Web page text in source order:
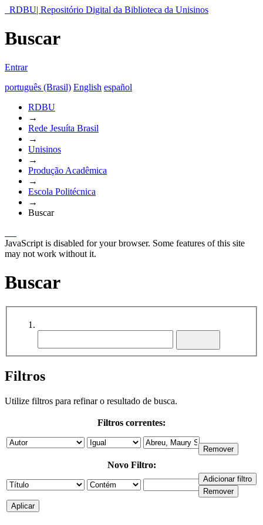
RDBU| Repositório Digital da Biblioteca da Unisinos
Buscar
Entrar
português (Brasil) English español
RDBU
→
Rede Jesuíta Brasil
→
Unisinos
→
Produção Acadêmica
→
Escola Politécnica
→
Buscar
JavaScript is disabled for your browser. Some features of this site
may not work without it.
Buscar
Filtros
Utilize filtros para refinar o resultado de busca.
Filtros correntes:
Novo Filtro: